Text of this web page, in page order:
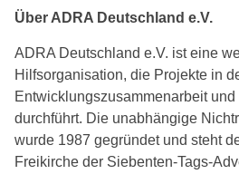
Über ADRA Deutschland e.V.
ADRA Deutschland e.V. ist eine
Hilfsorganisation, die Projekte in
Entwicklungszusammenarbeit
durchführt. Die unabhängige
wurde 1987 gegründet und steht
Freikirche der Siebenten-Tags-